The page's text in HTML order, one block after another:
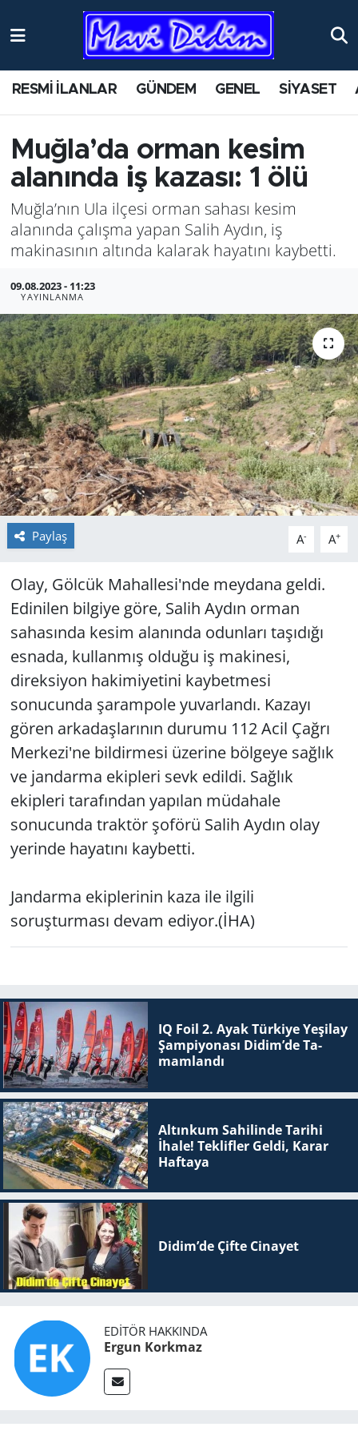
RESMİ İLANLAR GÜNDEM GENEL SİYASET
Muğla’da orman kesim
alanında iş kazası: 1 ölü
Muğla’nın Ula ilçesi orman sahası kesim
alanında çalışma yapan Salih Aydın, iş
makinasının altında kalarak hayatını kaybetti.
09.08.2023 - 11:23
YAYINLANMA
Paylaş A- A+
Olay, Gölcük Mahallesi'nde meydana geldi.
Edinilen bilgiye göre, Salih Aydın orman
sahasında kesim alanında odunları taşıdığı
esnada, kullanmış olduğu iş makinesi,
direksiyon hakimiyetini kaybetmesi
sonucunda şarampole yuvarlandı. Kazayı
gören arkadaşlarının durumu 112 Acil Çağrı
Merkezi'ne bildirmesi üzerine bölgeye sağlık
ve jandarma ekipleri sevk edildi. Sağlık
ekipleri tarafından yapılan müdahale
sonucunda traktör şoförü Salih Aydın olay
yerinde hayatını kaybetti.
Jandarma ekiplerinin kaza ile ilgili
soruşturması devam ediyor.(İHA)
IQ Foil 2. Ayak Tür­ki­ye Ye­şi­lay
Şam­pi­yo­na­sı Didim’de Ta­
mam­lan­dı
Altınkum Sahilinde Tarihi
İhale! Teklifler Geldi, Karar
Haftaya
Didim’de Çifte Ci­na­yet
EDITÖR HAKKINDA
Ergun Korkmaz
ANTİK YERLER
AYDIN
BİLİM VE TEKNOLOJİ
ÇEVRE
EKONOMİ
GENEL
GÜNDEM
HABERDE İNSAN
KÜLTÜR SANAT
MAGAZİN
POLİTİKA
RESMİ İLANLAR
SAĞLIK
SİYASET
SPOR
Yerel
Nöbetçi Eczaneler
Namaz Vakitleri
Trafik Durumu
Süper Lig Puan Durumu ve Fikstür
Son Dakika Haberleri
Haber Arşivi